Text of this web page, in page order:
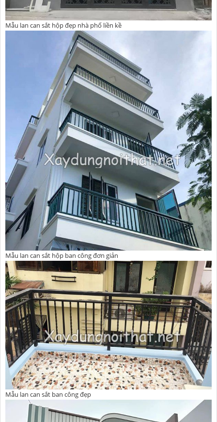
Mẫu lan can sắt hộp đẹp nhà phố liền kề
Mẫu lan can sắt hộp ban công đơn giản
Mẫu lan can sắt ban công đẹp